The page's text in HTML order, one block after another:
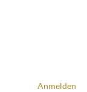
Anmelden